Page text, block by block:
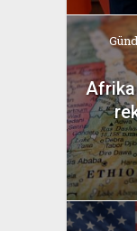
Afrika